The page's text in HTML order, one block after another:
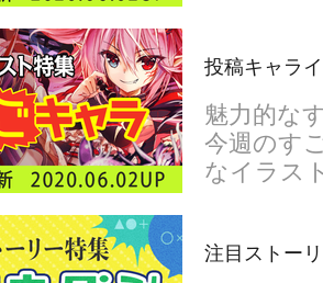
投稿キャラ
魅力的な
今週のす
なイラス
注目ストー